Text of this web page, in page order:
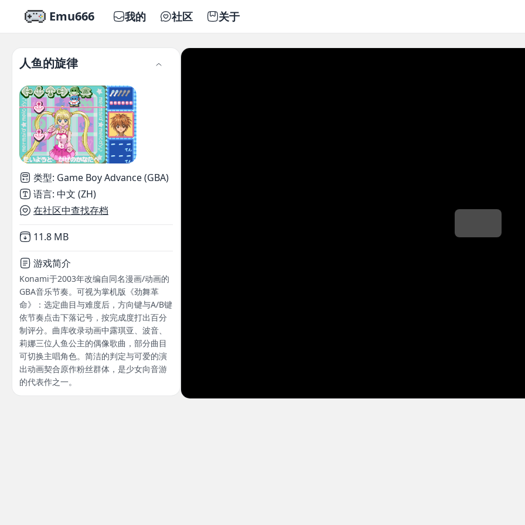
Emu666 我的 社区 关于
人鱼的旋律
类型: Game Boy Advance (GBA)
语言: 中文 (ZH)
在社区中查找存档
Not downloaded
11.8 MB
游戏简介
Konami于2003年改编自同名漫画/动画的
GBA音乐节奏。可视为掌机版《劲舞革
命》：选定曲目与难度后，方向键与A/B键
依节奏点击下落记号，按完成度打出百分
制评分。曲库收录动画中露琪亚、波音、
莉娜三位人鱼公主的偶像歌曲，部分曲目
可切换主唱角色。简洁的判定与可爱的演
出动画契合原作粉丝群体，是少女向音游
的代表作之一。